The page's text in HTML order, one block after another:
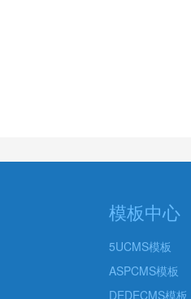
模板中心
5UCMS模板
ASPCMS模板
DEDECMS模板